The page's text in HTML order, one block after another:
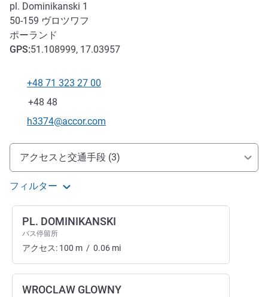
pl. Dominikanski 1
50-159 ヴロツワフ
ポーランド
GPS:51.108999, 17.03957
電話番号
+48 71 323 27 00
ファックス
+48 48
Eメール
h3374@accor.com
アクセスと交通機関
アクセスと交通手段 (3)
フィルター
PL. DOMINIKANSKI
バス停留所
アクセス: 100 m / 0.06 mi
WROCLAW GLOWNY